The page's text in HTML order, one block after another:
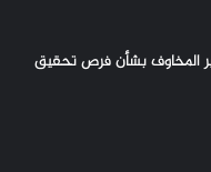
المخاوف بشأن فرص تحقيق